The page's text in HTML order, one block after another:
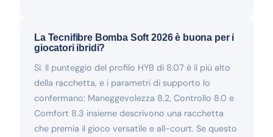
La Tecnifibre Bomba Soft 2026 è buona per i
giocatori ibridi?
Sì. Il punteggio del profilo HYB di 8.07 è il più alto
della racchetta, e i parametri di supporto lo
confermano: Maneggevolezza 8.2, Controllo 8.0 e
Comfort 8.3 insieme descrivono una racchetta
che premia il gioco versatile e all-court. Se questo